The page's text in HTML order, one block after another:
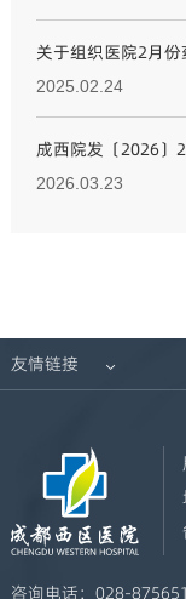
关于组织医院2月
2025.02.24
2026.03.23
友情链接 
咨询电话： 028-